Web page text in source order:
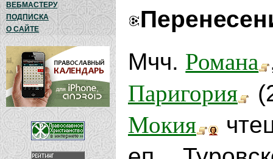
ВЕБМАСТЕРУ
ПОДПИСКА
О САЙТЕ
Мчч. Романа
Паригория
Мокия